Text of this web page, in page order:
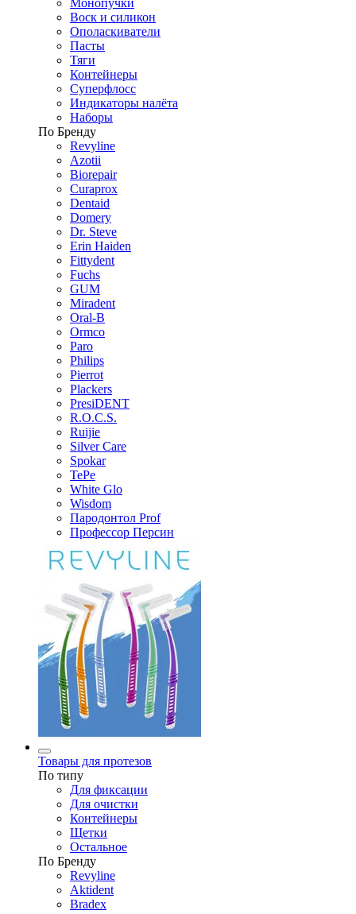
Монопучки
Воск и силикон
Ополаскиватели
Пасты
Тяги
Контейнеры
Суперфлосс
Индикаторы налёта
Наборы
По Бренду
Revyline
Azotii
Biorepair
Curaprox
Dentaid
Domery
Dr. Steve
Erin Haiden
Fittydent
Fuchs
GUM
Miradent
Oral-B
Ormco
Paro
Philips
Pierrot
Plackers
PresiDENT
R.O.C.S.
Ruijie
Silver Care
Spokar
TePe
White Glo
Wisdom
Пародонтол Prof
Профессор Персин
Товары для протезов
По типу
Для фиксации
Для очистки
Контейнеры
Щетки
Остальное
По Бренду
Revyline
Aktident
Bradex